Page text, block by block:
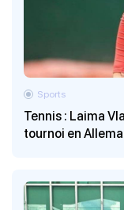
Tennis : Laima
tournoi en
Sports